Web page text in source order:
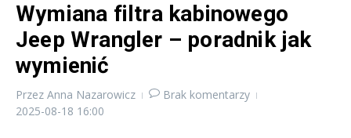
Wymiana filtra kabinowego
Jeep Wrangler – poradnik jak
wymienić
Przez Anna Nazarowicz
Brak komentarzy
2025-08-18 16:00